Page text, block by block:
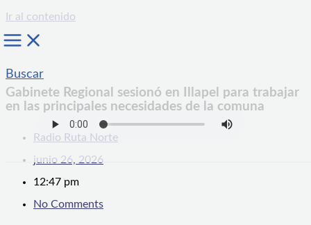
Ir al contenido
Buscar
Gabinete Regional sesionó en Illapel para trabajar
en las principales necesidades de la comuna
Radio Ruta Norte
junio 26, 2026
12:47 pm
No Comments